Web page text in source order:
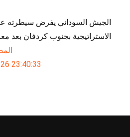
الجيش السوداني يفرض سيطرته
الاستراتيجية بجنوب كردفان بعد
23:40:33